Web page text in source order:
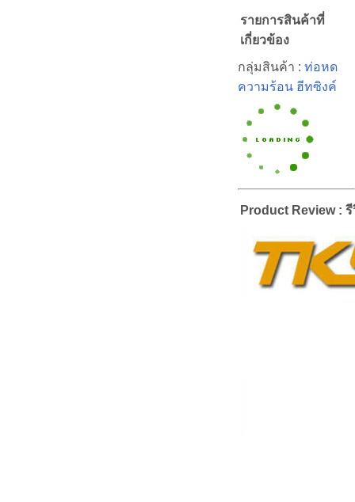
รายการสินค้าที่
เกี่ยวข้อง
กลุ่มสินค้า : ท่อหด
ความร้อน ฮีทซิงค์
Product Review :